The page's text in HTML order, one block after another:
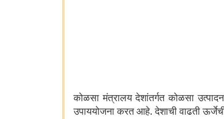
कोळसा मंत्रालय देशांतर्गत कोळसा उत्पादन
उपाययोजना करत आहे. देशाची वाढती